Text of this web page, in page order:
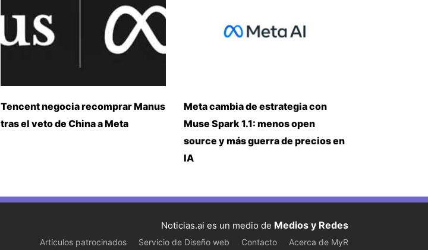
Tencent negocia recomprar Manus
tras el veto de China a Meta
Meta cambia de estrategia con
Muse Spark 1.1: menos open
source y más guerra de precios en
IA
Noticias.ai es un medio de Medios y Redes
Artículos patrocinados Servicio de Diseño web Contacto Acerca de MyR